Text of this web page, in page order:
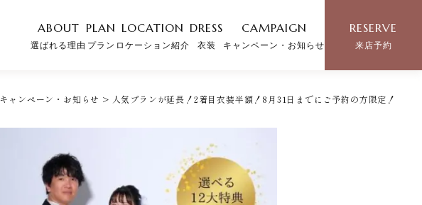
ABOUT
選ばれる理由
PLAN
プラン
LOCATION
ロケーション紹介
DRESS
衣装
CAMPAIGN
キャンペーン・お知らせ
RESERVE
来店予約
キャンペーン・お知らせ > 人気プランが延長！2着目衣装半額！8月31日までにご予約の方限定！